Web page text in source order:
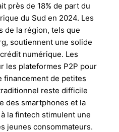
près de 18% de part du
du Sud en 2024. Les
de la région, tels que
soutiennent une solide
numérique. Les
les plateformes P2P pour
financement de petites
reste difficile
des smartphones et la
la fintech stimulent une
jeunes consommateurs.